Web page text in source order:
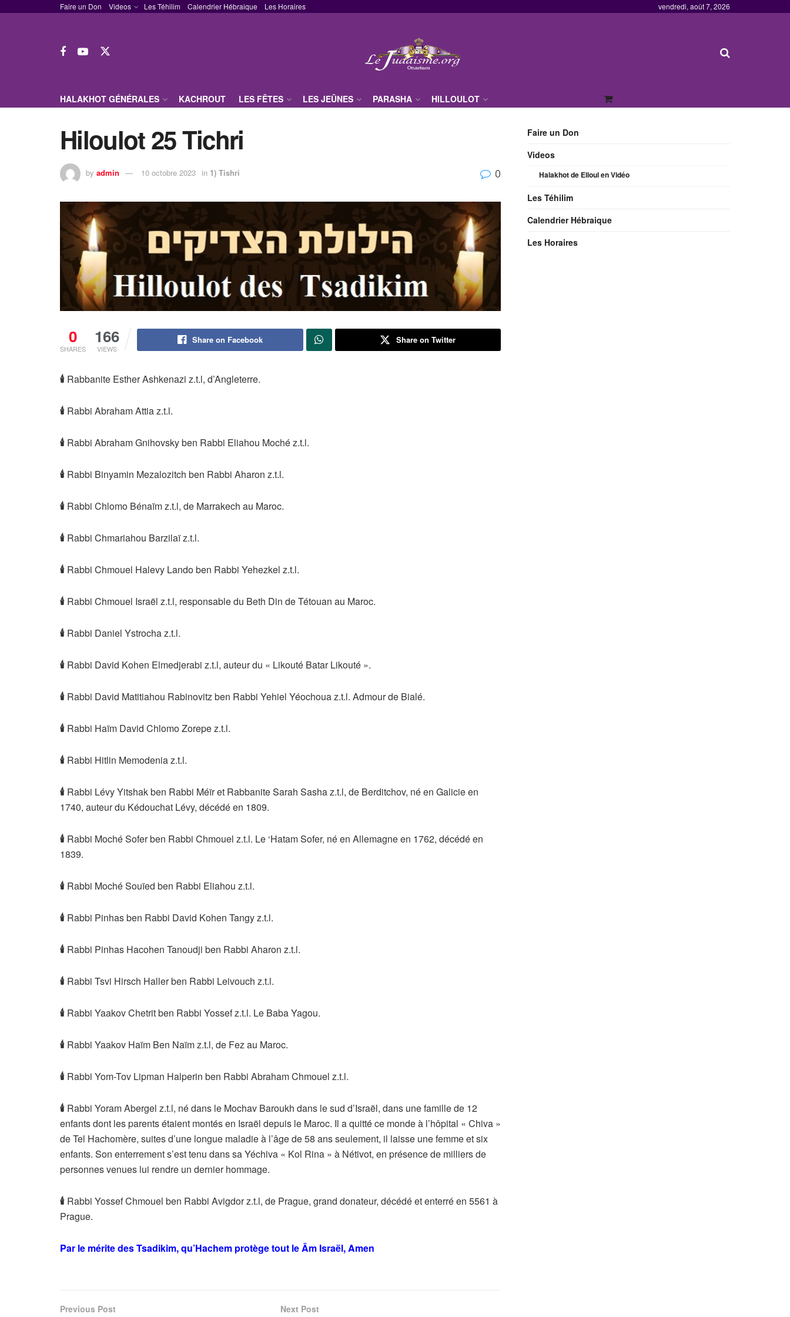
Faire un Don Videos Les Téhilim Calendrier Hébraique Les Horaires vendredi, août 7, 2026
HALAKHOT GÉNÉRALES KACHROUT LES FÊTES LES JEÛNES PARASHA HILLOULOT
Hiloulot 25 Tichri
by admin 10 octobre 2023 in 1) Tishri 0
0
SHARES
166
VIEWS
Share on Facebook Share on Twitter
🕯 Rabbanite Esther Ashkenazi z.t.l, d’Angleterre.
🕯 Rabbi Abraham Attia z.t.l.
🕯 Rabbi Abraham Gnihovsky ben Rabbi Eliahou Moché z.t.l.
🕯 Rabbi Binyamin Mezalozitch ben Rabbi Aharon z.t.l.
🕯 Rabbi Chlomo Bénaïm z.t.l, de Marrakech au Maroc.
🕯 Rabbi Chmariahou Barzilaï z.t.l.
🕯 Rabbi Chmouel Halevy Lando ben Rabbi Yehezkel z.t.l.
🕯 Rabbi Chmouel Israël z.t.l, responsable du Beth Din de Tétouan au Maroc.
🕯 Rabbi Daniel Ystrocha z.t.l.
🕯 Rabbi David Kohen Elmedjerabi z.t.l, auteur du « Likouté Batar Likouté ».
🕯 Rabbi David Matitiahou Rabinovitz ben Rabbi Yehiel Yéochoua z.t.l. Admour de Bialé.
🕯 Rabbi Haïm David Chlomo Zorepe z.t.l.
🕯 Rabbi Hitlin Memodenia z.t.l.
🕯 Rabbi Lévy Yitshak ben Rabbi Méïr et Rabbanite Sarah Sasha z.t.l, de Berditchov, né en Galicie en
1740, auteur du Kédouchat Lévy, décédé en 1809.
🕯 Rabbi Moché Sofer ben Rabbi Chmouel z.t.l. Le ‘Hatam Sofer, né en Allemagne en 1762, décédé en
1839.
🕯 Rabbi Moché Souïed ben Rabbi Eliahou z.t.l.
🕯 Rabbi Pinhas ben Rabbi David Kohen Tangy z.t.l.
🕯 Rabbi Pinhas Hacohen Tanoudji ben Rabbi Aharon z.t.l.
🕯 Rabbi Tsvi Hirsch Haller ben Rabbi Leivouch z.t.l.
🕯 Rabbi Yaakov Chetrit ben Rabbi Yossef z.t.l. Le Baba Yagou.
🕯 Rabbi Yaakov Haïm Ben Naïm z.t.l, de Fez au Maroc.
🕯 Rabbi Yom-Tov Lipman Halperin ben Rabbi Abraham Chmouel z.t.l.
🕯 Rabbi Yoram Abergel z.t.l, né dans le Mochav Baroukh dans le sud d’Israël, dans une famille de 12
enfants dont les parents étaient montés en Israël depuis le Maroc. Il a quitté ce monde à l’hôpital « Chiva »
de Tel Hachomère, suites d’une longue maladie à l’âge de 58 ans seulement, il laisse une femme et six
enfants. Son enterrement s’est tenu dans sa Yéchiva « Kol Rina » à Nétivot, en présence de milliers de
personnes venues lui rendre un dernier hommage.
🕯 Rabbi Yossef Chmouel ben Rabbi Avigdor z.t.l, de Prague, grand donateur, décédé et enterré en 5561 à
Prague.
Par le mérite des Tsadikim, qu’Hachem protège tout le Âm Israël, Amen
Previous Post Next Post
Faire un Don
Videos
Halakhot de Elloul en Vidéo
Les Téhilim
Calendrier Hébraique
Les Horaires